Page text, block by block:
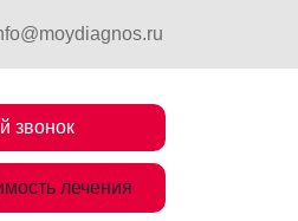
звонок
лечения